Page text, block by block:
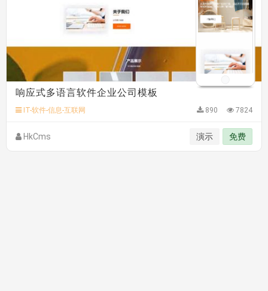
响应式多语言软件企业公司模板
IT-软件-信息-互联网 890 7824
HkCms 演示 免费